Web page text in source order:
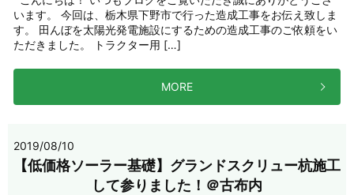
います。 今回は、栃木県下野市で行った造成工事をお伝え致しま
す。 田んぼを太陽光発電施設にするための造成工事のご依頼をい
ただきました。 トラクター用 […]
MORE
2019/08/10
【低価格ソーラー基礎】グランドスクリュー杭施工
して参りました！＠古布内